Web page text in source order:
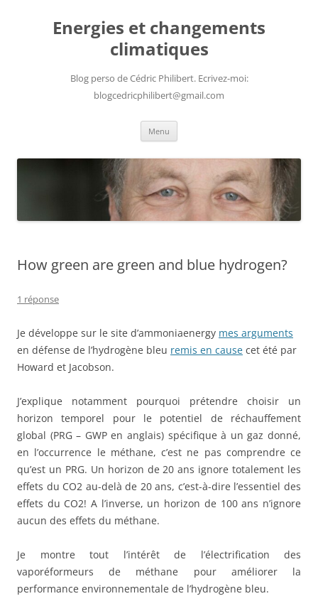
contenuEnergies et changements
climatiques
Blog perso de Cédric Philibert. Ecrivez-moi:
blogcedricphilibert@gmail.com
Menu
How green are green and blue hydrogen?
1 réponse
Je développe sur le site d’ammoniaenergy mes arguments
en défense de l’hydrogène bleu remis en cause cet été par
Howard et Jacobson.
J’explique notamment pourquoi prétendre choisir un
horizon temporel pour le potentiel de réchauffement
global (PRG – GWP en anglais) spécifique à un gaz donné,
en l’occurrence le méthane, c’est ne pas comprendre ce
qu’est un PRG. Un horizon de 20 ans ignore totalement les
effets du CO2 au-delà de 20 ans, c’est-à-dire l’essentiel des
effets du CO2! A l’inverse, un horizon de 100 ans n’ignore
aucun des effets du méthane.
Je montre tout l’intérêt de l’électrification des
vaporéformeurs de méthane pour améliorer la
performance environnementale de l’hydrogène bleu.